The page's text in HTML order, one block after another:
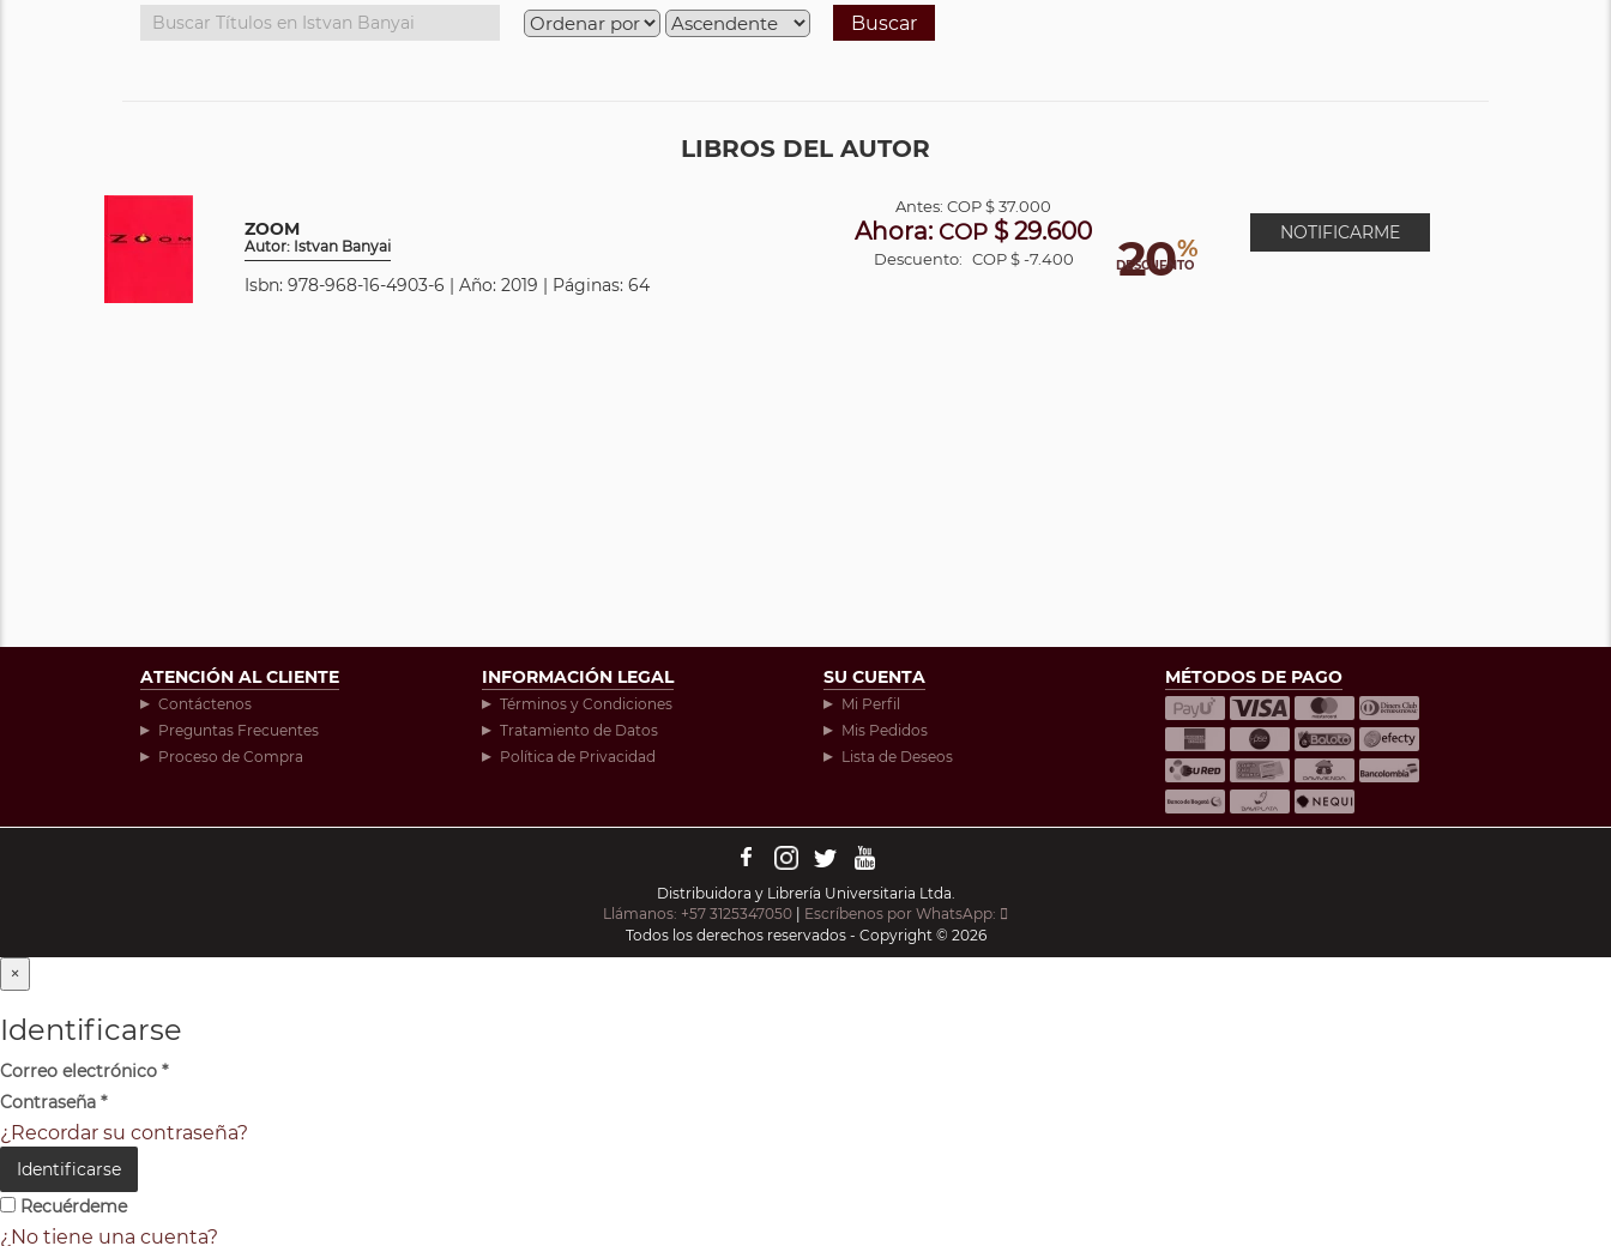
Buscar
LIBROS DEL AUTOR
ZOOM
Autor: Istvan Banyai
Isbn: 978-968-16-4903-6 | Año: 2019 | Páginas: 64 20%
DESCUENTO
Antes:COP$ 37.000
Ahora: COP $ 29.600
Descuento: COP $ -7.400
NOTIFICARME
ATENCIÓN AL CLIENTE
Contáctenos
Preguntas Frecuentes
Proceso de Compra
INFORMACIÓN LEGAL
Términos y Condiciones
Tratamiento de Datos
Política de Privacidad
SU CUENTA
Mi Perfil
Mis Pedidos
Lista de Deseos
MÉTODOS DE PAGO
Distribuidora y Librería Universitaria Ltda.
Llámanos: +57 3125347050
Escríbenos por WhatsApp:
Todos los derechos reservados - Copyright © 2026
×
Identificarse
Correo electrónico *
Contraseña *
¿Recordar su contraseña?
Identificarse
Recuérdeme
¿No tiene una cuenta?